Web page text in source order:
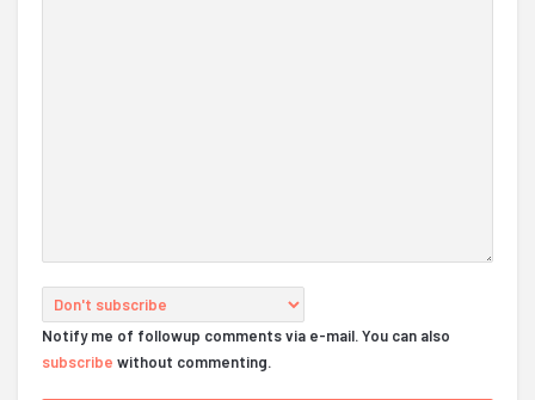
Notify me of followup comments via e-mail. You can also
subscribe without commenting.